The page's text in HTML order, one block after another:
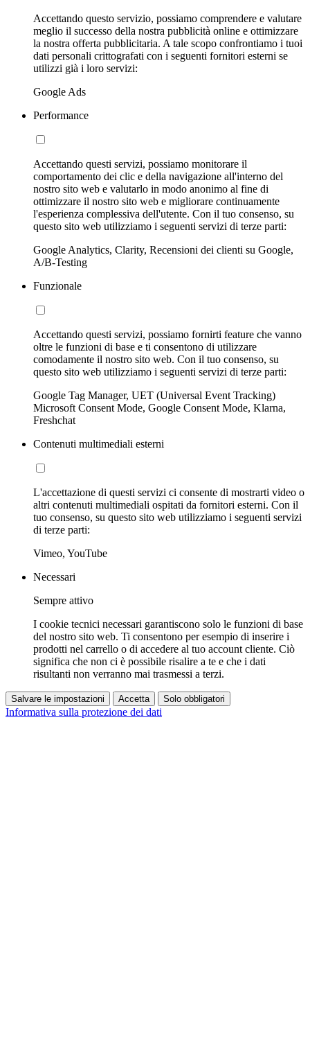
Accettando questo servizio, possiamo comprendere e valutare
meglio il successo della nostra pubblicità online e ottimizzare
la nostra offerta pubblicitaria. A tale scopo confrontiamo i tuoi
dati personali crittografati con i seguenti fornitori esterni se
utilizzi già i loro servizi:
Google Ads
Performance
Accettando questi servizi, possiamo monitorare il
comportamento dei clic e della navigazione all'interno del
nostro sito web e valutarlo in modo anonimo al fine di
ottimizzare il nostro sito web e migliorare continuamente
l'esperienza complessiva dell'utente. Con il tuo consenso, su
questo sito web utilizziamo i seguenti servizi di terze parti:
Google Analytics, Clarity, Recensioni dei clienti su Google,
A/B-Testing
Funzionale
Accettando questi servizi, possiamo fornirti feature che vanno
oltre le funzioni di base e ti consentono di utilizzare
comodamente il nostro sito web. Con il tuo consenso, su
questo sito web utilizziamo i seguenti servizi di terze parti:
Google Tag Manager, UET (Universal Event Tracking)
Microsoft Consent Mode, Google Consent Mode, Klarna,
Freshchat
Contenuti multimediali esterni
L'accettazione di questi servizi ci consente di mostrarti video o
altri contenuti multimediali ospitati da fornitori esterni. Con il
tuo consenso, su questo sito web utilizziamo i seguenti servizi
di terze parti:
Vimeo, YouTube
Necessari
Sempre attivo
I cookie tecnici necessari garantiscono solo le funzioni di base
del nostro sito web. Ti consentono per esempio di inserire i
prodotti nel carrello o di accedere al tuo account cliente. Ciò
significa che non ci è possibile risalire a te e che i dati
risultanti non verranno mai trasmessi a terzi.
Salvare le impostazioni Accetta Solo obbligatori
Informativa sulla protezione dei dati